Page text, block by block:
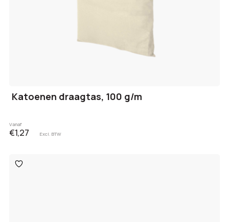
Katoenen draagtas, 100 g/m
Vanaf
€1,27 Excl. BTW
Toevoegen
aan